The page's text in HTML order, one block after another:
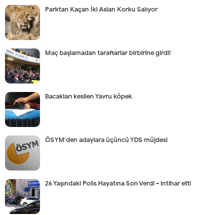
Parktan Kaçan İki Aslan Korku Salıyor
Maç başlamadan taraftarlar birbirine girdi!
Bacakları kesilen Yavru köpek
ÖSYM'den adaylara üçüncü YDS müjdesi
26 Yaşındaki Polis Hayatına Son Verdi - intihar etti